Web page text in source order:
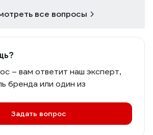
все вопросы
– вам ответит наш эксперт,
бренда или один из
Задать вопрос